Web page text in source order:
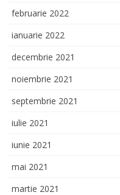
februarie 2022
ianuarie 2022
decembrie 2021
noiembrie 2021
septembrie 2021
iulie 2021
iunie 2021
mai 2021
martie 2021